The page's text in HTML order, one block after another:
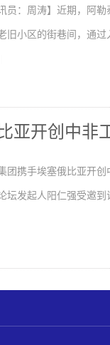
员：周涛】近期，阿
旧小区的街巷间，通
亚开创中非
团携手埃塞俄比亚开
坛发起人阳仁强受邀